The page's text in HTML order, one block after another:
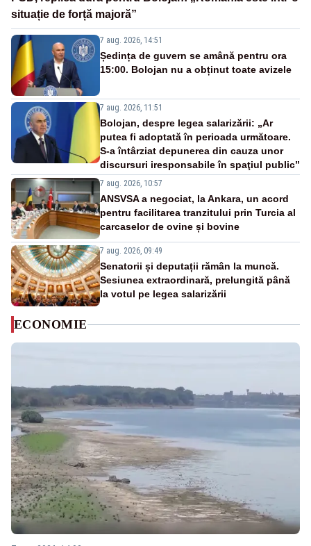
situație de forță majoră”
7 aug. 2026, 14:51
Ședința de guvern se amână pentru ora
15:00. Bolojan nu a obținut toate avizele
7 aug. 2026, 11:51
Bolojan, despre legea salarizării: „Ar
putea fi adoptată în perioada următoare.
S-a întârziat depunerea din cauza unor
discursuri iresponsabile în spaţiul public”
7 aug. 2026, 10:57
ANSVSA a negociat, la Ankara, un acord
pentru facilitarea tranzitului prin Turcia al
carcaselor de ovine și bovine
7 aug. 2026, 09:49
Senatorii și deputații rămân la muncă.
Sesiunea extraordinară, prelungită până
la votul pe legea salarizării
ECONOMIE